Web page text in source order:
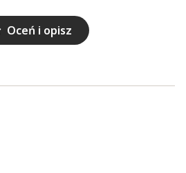
Oceń i opisz